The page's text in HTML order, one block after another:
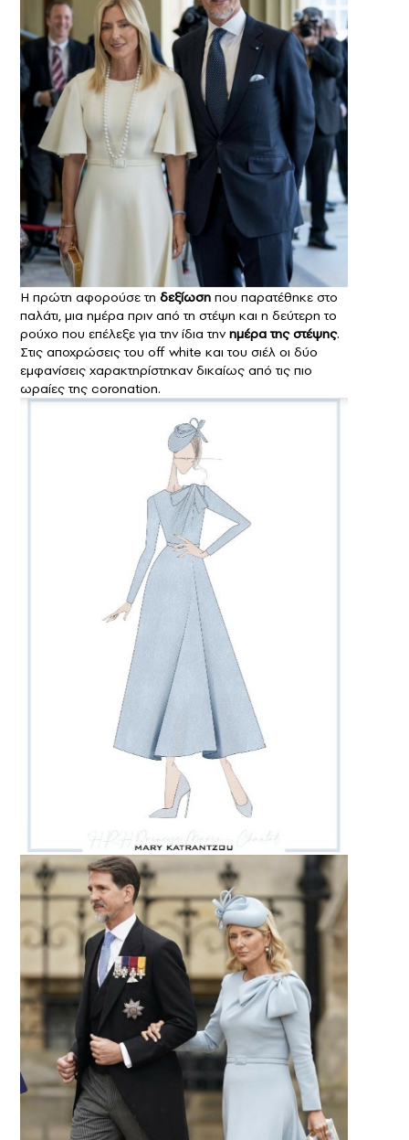
Η πρώτη αφορούσε τη δεξίωση που παρατέθηκε στο
παλάτι, μια ημέρα πριν από τη στέψη και η δεύτερη το
ρούχο που επέλεξε για την ίδια τηνημέρα τηςστέψης.
Στις αποχρώσεις του οff white και του σιέλ οι δύο
εμφανίσεις χαρακτηρίστηκαν δικαίως από τις πιο
ωραίες της coronation.